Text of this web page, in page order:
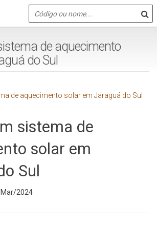
de aquecimento
do Sul
sistema de
solar em
Sul
2024